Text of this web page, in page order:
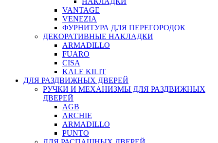
VANTAGE
VENEZIA
ФУРНИТУРА ДЛЯ ПЕРЕГОРОДОК
ДЕКОРАТИВНЫЕ НАКЛАДКИ
ARMADILLO
FUARO
CISA
KALE KILIT
ДЛЯ РАЗДВИЖНЫХ ДВЕРЕЙ
РУЧКИ И МЕХАНИЗМЫ ДЛЯ РАЗДВИЖНЫХ
ДВЕРЕЙ
AGB
ARCHIE
ARMADILLO
PUNTO